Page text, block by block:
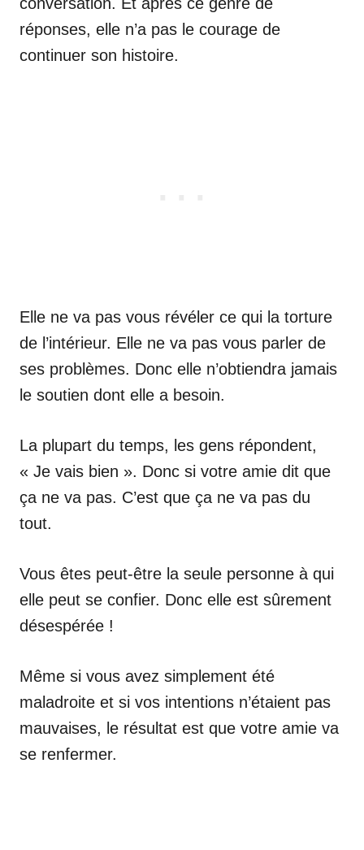
réponses, elle n’a pas le courage de
continuer son histoire.
Elle ne va pas vous révéler ce qui la torture
de l’intérieur. Elle ne va pas vous parler de
ses problèmes. Donc elle n’obtiendra jamais
le soutien dont elle a besoin.
La plupart du temps, les gens répondent,
« Je vais bien ». Donc si votre amie dit que
ça ne va pas. C’est que ça ne va pas du
tout.
Vous êtes peut-être la seule personne à qui
elle peut se confier. Donc elle est sûrement
désespérée !
Même si vous avez simplement été
maladroite et si vos intentions n’étaient pas
mauvaises, le résultat est que votre amie va
se renfermer.